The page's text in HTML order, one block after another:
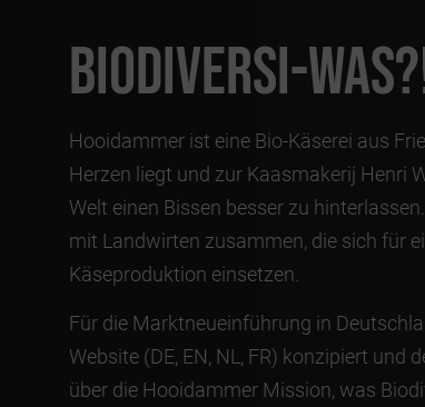
Biodiversi-
Hooidammer ist eine Bio-Käserei aus
Herzen liegt und zur Kaasmakerij Henri
Welt einen Bissen besser zu
mit Landwirten zusammen, die sich für
Käseproduktion einsetzen.
Für die Marktneueinführung in
Website (DE, EN, NL, FR) konzipiert und
über die Hooidammer Mission, was